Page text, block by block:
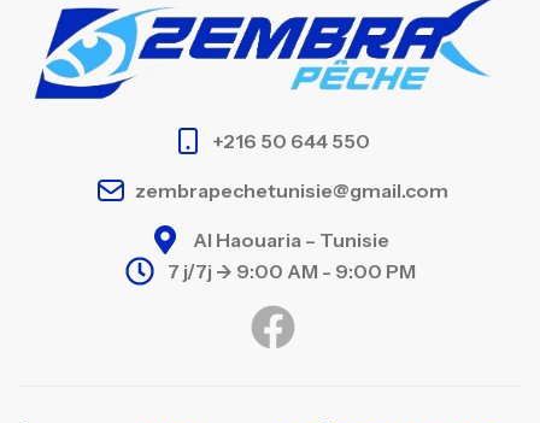
+216 50 644 550
zembrapechetunisie@gmail.com
Al Haouaria – Tunisie
7 j/7j -> 9:00 AM - 9:00 PM